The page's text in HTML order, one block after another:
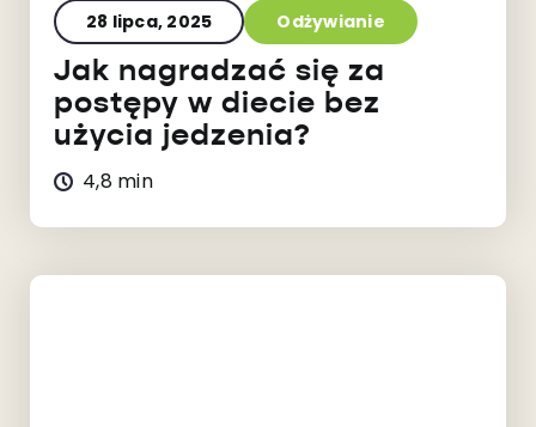
28 lipca, 2025 Odżywianie
Jak nagradzać się za
postępy w diecie bez
użycia jedzenia?
4,8 min